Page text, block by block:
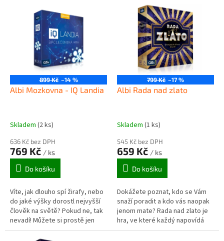
899 Kč –14 %
Albi Mozkovna - IQ Landia
Skladem (2 ks)
636 Kč bez DPH
769 Kč / ks
Do košíku
Víte, jak dlouho spí žirafy, nebo
do jaké výšky dorostl nejvyšší
člověk na světě? Pokud ne, tak
nevadí! Můžete si prostě jen
tipnout! V párty hře Tipni si
799 Kč –17 %
Albi Rada nad zlato
Skladem (1 ks)
545 Kč bez DPH
659 Kč / ks
Do košíku
Dokážete poznat, kdo se Vám
snaží poradit a kdo vás naopak
jenom mate? Rada nad zlato je
hra, ve které každý napovídá
každému - ne vždy však ale